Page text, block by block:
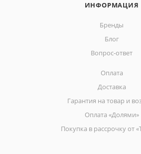
ИНФОРМАЦИЯ
Бренды
Блог
Вопрос-ответ
Оплата
Доставка
Гарантия на товар и
Оплата «Долями»
Покупка в рассрочку от